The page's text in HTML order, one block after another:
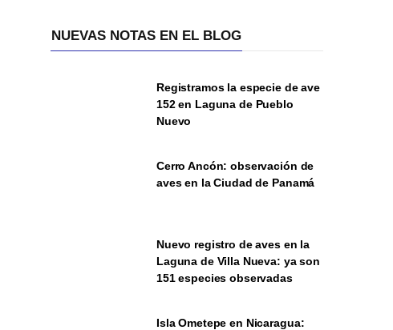
NUEVAS NOTAS EN EL BLOG
Registramos la especie de ave
152 en Laguna de Pueblo
Nuevo
Cerro Ancón: observación de
aves en la Ciudad de Panamá
Nuevo registro de aves en la
Laguna de Villa Nueva: ya son
151 especies observadas
Isla Ometepe en Nicaragua: